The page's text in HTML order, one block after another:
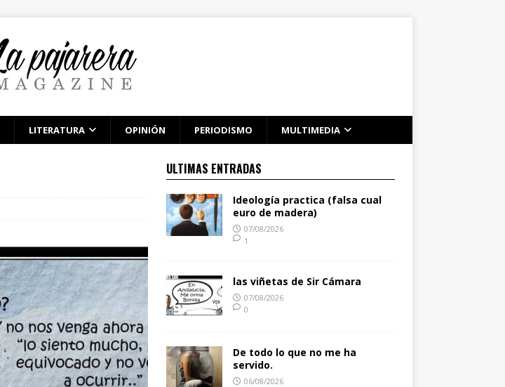
LITERATURA OPINIÓN PERIODISMO MULTIMEDIA
ULTIMAS ENTRADAS
Ideología practica (falsa cual
euro de madera)
07/08/2026
1
las viñetas de Sir Cámara
07/08/2026
0
De todo lo que no me ha
servido.
06/08/2026